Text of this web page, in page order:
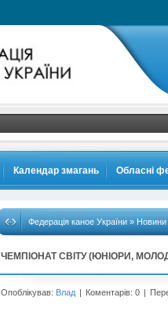
Календар змагань Обласні
Федерація каное України » Новини
ЧЕМПІОНАТ СВІТУ (ЮНІОРИ,
Опоблікував: Влад | Коментарів: 0 |